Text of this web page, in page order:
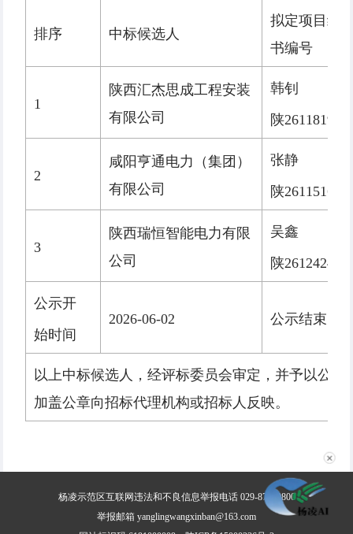
排序 中标候选人
拟定项目经
书编号
1
陕西汇杰思成工程安装
有限公司
韩钊
陕
2
咸阳亨通电力（集团）
有限公司
张静
陕
3
陕西瑞恒智能电力有限
公司
吴鑫
陕
公示开
始时间
2026-06-02 公示结束时
以上中标候选人，经评标委员会审定，并予以公
加盖公章向招标代理机构或招标人反映。
杨凌示范区互联网违法和不良信息举报电话 029-87030800
举报邮箱 yanglingwangxinban@163.com
✕